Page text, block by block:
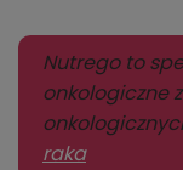
Nutrego to
onkologiczne
raka